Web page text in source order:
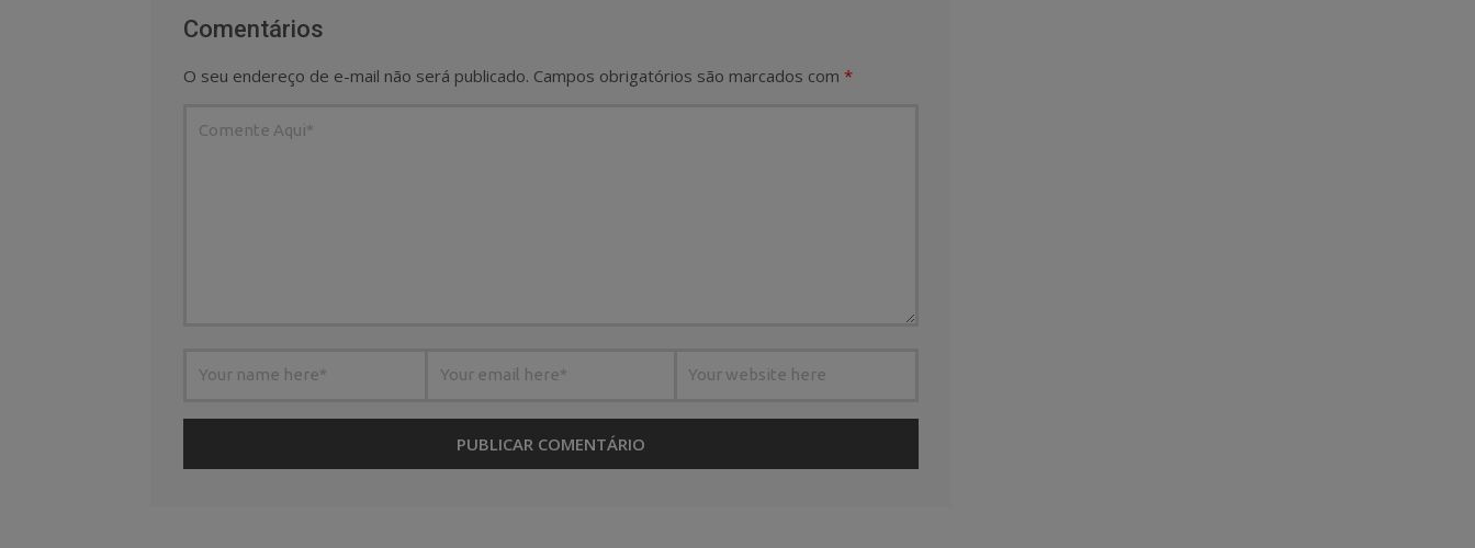
Comentários
O seu endereço de e-mail não será publicado. Campos obrigatórios são marcados com *